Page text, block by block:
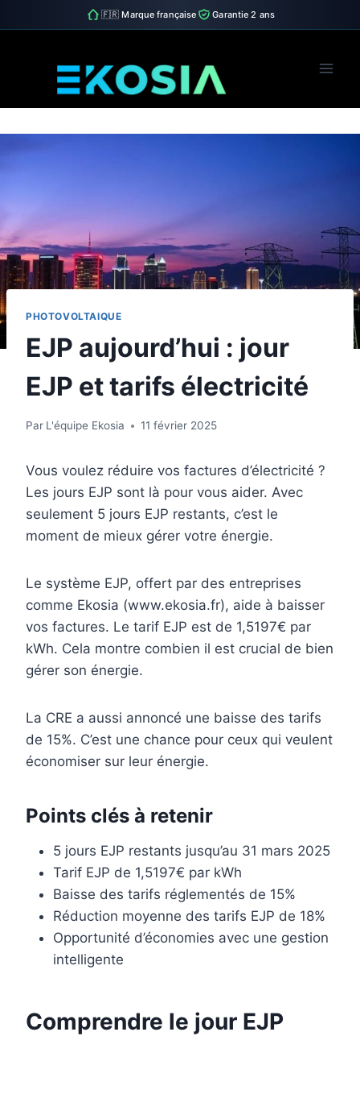
🇫🇷 Marque française Garantie 2 ans
PHOTOVOLTAIQUE
EJP aujourd’hui : jour
EJP et tarifs électricité
Par L'équipe Ekosia 11 février 2025
Vous voulez réduire vos factures d’électricité ?
Les jours EJP sont là pour vous aider. Avec
seulement 5 jours EJP restants, c’est le
moment de mieux gérer votre énergie.
Le système EJP, offert par des entreprises
comme Ekosia (www.ekosia.fr), aide à baisser
vos factures. Le tarif EJP est de 1,5197€ par
kWh. Cela montre combien il est crucial de bien
gérer son énergie.
La CRE a aussi annoncé une baisse des tarifs
de 15%. C’est une chance pour ceux qui veulent
économiser sur leur énergie.
Points clés à retenir
5 jours EJP restants jusqu’au 31 mars 2025
Tarif EJP de 1,5197€ par kWh
Baisse des tarifs réglementés de 15%
Réduction moyenne des tarifs EJP de 18%
Opportunité d’économies avec une gestion
intelligente
Comprendre le jour EJP